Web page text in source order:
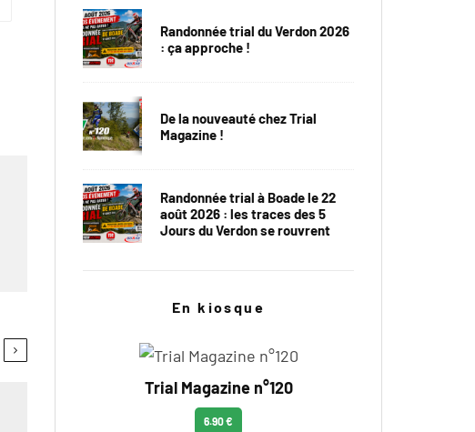
Randonnée trial du Verdon 2026
: ça approche !
De la nouveauté chez Trial
Magazine !
Randonnée trial à Boade le 22
août 2026 : les traces des 5
Jours du Verdon se rouvrent
En kiosque
Trial Magazine n°120
6.90 €